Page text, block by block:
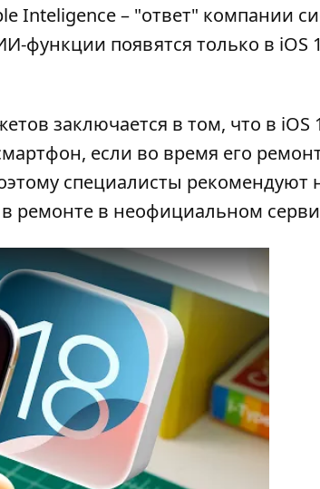
Inteligence – "ответ" компании
функции появятся только в iOS
заключается в том, что в iOS
если во время его
специалисты рекомендуют
ремонте в неофициальном